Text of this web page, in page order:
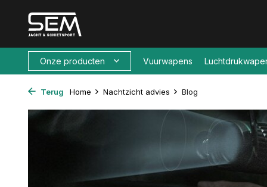
Onze producten Vuurwapens
Terug Home Nachtzicht advies Blog